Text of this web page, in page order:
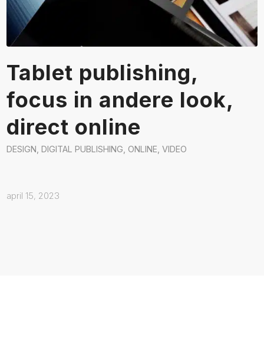
Tablet publishing,
focus in andere look,
direct online
DESIGN,DIGITAL PUBLISHING, ONLINE,VIDEO
april 15, 2023